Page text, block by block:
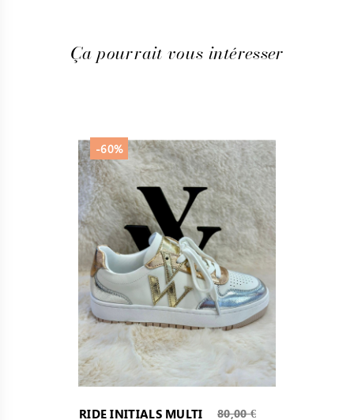
Ça pourrait vous intéresser
RIDE INITIALS MULTI
Prix
80,00 €
-60%